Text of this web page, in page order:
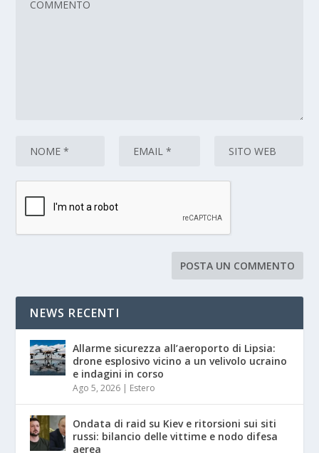
NEWS RECENTI
Allarme sicurezza all’aeroporto di Lipsia:
drone esplosivo vicino a un velivolo ucraino
e indagini in corso
Ago 5, 2026 | Estero
Ondata di raid su Kiev e ritorsioni sui siti
russi: bilancio delle vittime e nodo difesa
aerea